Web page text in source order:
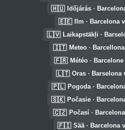
🇭🇺 Időjárás ·
🇪🇪 Ilm · Barcelona
🇱🇻 Laikapstākļi ·
🇮🇹 Meteo ·
🇫🇷 Météo ·
🇱🇹 Oras · Barselona
🇵🇱 Pogoda ·
🇸🇰 Počasie ·
🇨🇿 Počasí ·
🇫🇮 Sää · Barcelona